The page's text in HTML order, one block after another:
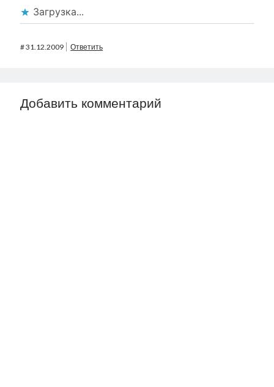
Загрузка...
#31.12.2009 Ответить
Добавить комментарий